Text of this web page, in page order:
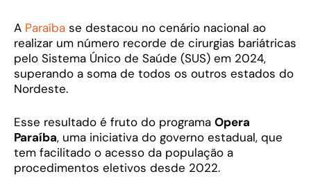
A Paraíba se destacou no cenário nacional ao
realizar um número recorde de cirurgias bariátricas
pelo Sistema Único de Saúde (SUS) em 2024,
superando a soma de todos os outros estados do
Nordeste.
Esse resultado é fruto do programa Opera
Paraíba, uma iniciativa do governo estadual, que
tem facilitado o acesso da população a
procedimentos eletivos desde 2022.